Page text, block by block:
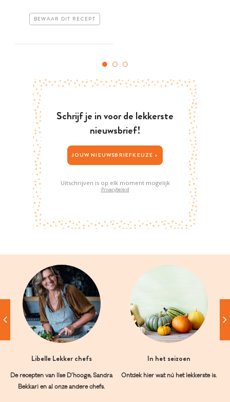
BEWAAR DIT RECEPT
Schrijf je in voor de lekkerste
nieuwsbrief!
JOUW NIEUWSBRIEFKEUZE >
Uitschrijven is op elk moment mogelijk
Privacybeleid
Libelle Lekker chefs
De recepten van Ilse D’hooge, Sandra
Bekkari en al onze andere chefs.
In het seizoen
Ontdek hier wat nú het lekkerste is.